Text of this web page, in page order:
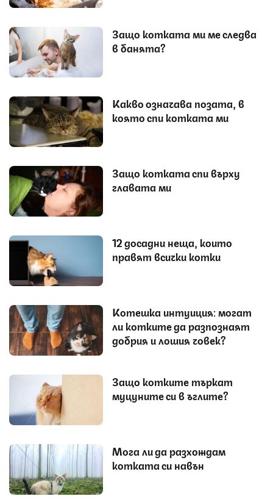
Защо котката ми ме следва
в банята?
Какво означава позата, в
която спи котката ми
Защо котката спи върху
главата ми
12 досадни неща, които
правят всички котки
Котешка интуиция: могат
ли котките да разпознаят
добрия и лошия човек?
Защо котките търкат
муцуните си в ъглите?
Мога ли да разхождам
котката си навън